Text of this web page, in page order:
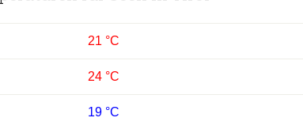
21 °C
24 °C
19 °C